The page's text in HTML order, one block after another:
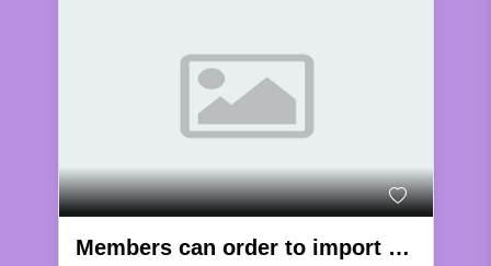
Members can order to import products from Thailand if they jointly trade by purchasing goods using KWJ COIN & KWJ CASH currency or using the LC system to pay.